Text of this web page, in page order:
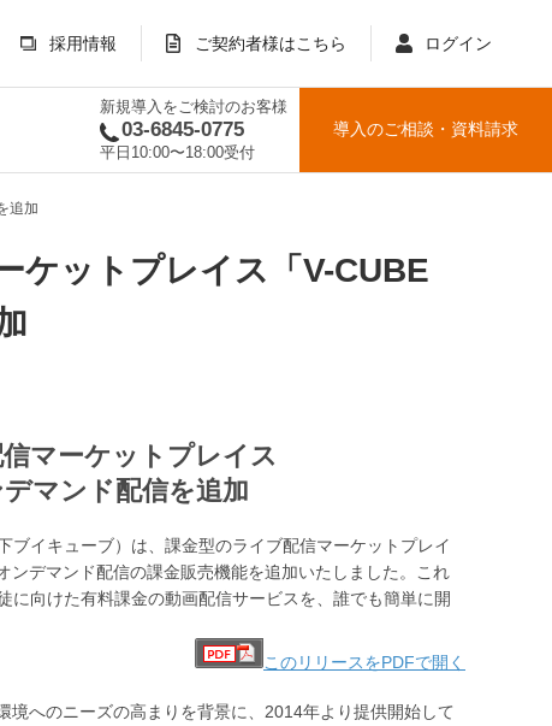
採用情報 ご契約者様はこちら ログイン
新規導入をご検討のお客様
03-6845-0775
平日10:00〜18:00受付
導入のご相談 ・ 資料請求
追加
ケットプレイス「V-CUBE
マーケットプレイス
マンド配信を追加
イキューブ）は、課金型のライブ配信マーケットプレイ
ンデマンド配信の課金販売機能を追加いたしました。これ
向けた有料課金の動画配信サービスを、誰でも簡単に開
このリリースをPDFで開く
境へのニーズの高まりを背景に、2014年より提供開始して